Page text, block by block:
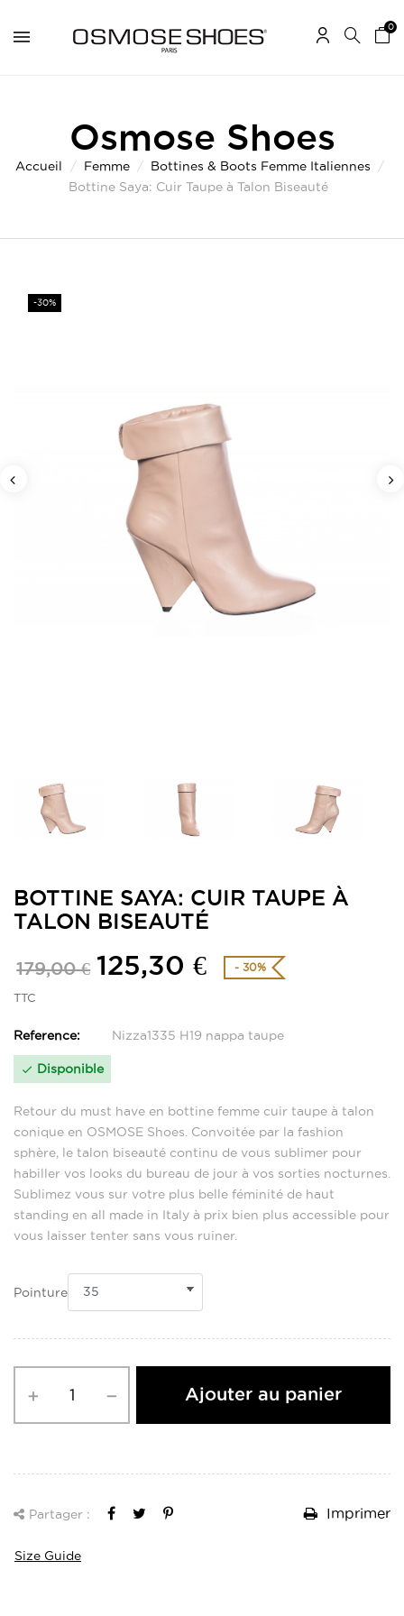
0
Osmose Shoes
Accueil Femme
Bottines & Boots Femme Italiennes
Bottine Saya: Cuir Taupe à Talon Biseauté
-30%
BOTTINE SAYA: CUIR TAUPE À
TALON BISEAUTÉ
179,00 € 125,30 € - 30%
TTC
Reference: Nizza1335 H19 nappa taupe
 Disponible
Retour du must have en bottine femme cuir taupe à talon
conique en OSMOSE Shoes. Convoitée par la fashion
sphère, le talon biseauté continu de vous sublimer pour
habiller vos looks du bureau de jour à vos sorties nocturnes.
Sublimez vous sur votre plus belle féminité de haut
standing en all made in Italy à prix bien plus accessible pour
vous laisser tenter sans vous ruiner.
Pointure
Ajouter au panier
Partager :
Size Guide
Imprimer